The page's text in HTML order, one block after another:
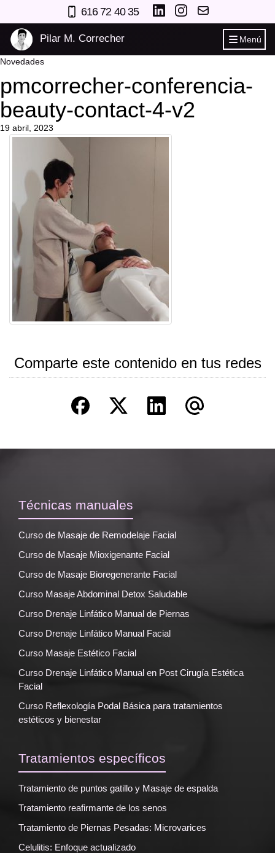
616 72 40 35
Pilar M. Correcher Menú
Novedades
pmcorrecher-conferencia-
beauty-contact-4-v2
19 abril, 2023
Comparte este contenido en tus redes
Técnicas manuales
Curso de Masaje de Remodelaje Facial
Curso de Masaje Mioxigenante Facial
Curso de Masaje Bioregenerante Facial
Curso Masaje Abdominal Detox Saludable
Curso Drenaje Linfático Manual de Piernas
Curso Drenaje Linfático Manual Facial
Curso Masaje Estético Facial
Curso Drenaje Linfático Manual en Post Cirugía Estética
Facial
Curso Reflexología Podal Básica para tratamientos
estéticos y bienestar
Tratamientos específicos
Tratamiento de puntos gatillo y Masaje de espalda
Tratamiento reafirmante de los senos
Tratamiento de Piernas Pesadas: Microvarices
Celulitis: Enfoque actualizado